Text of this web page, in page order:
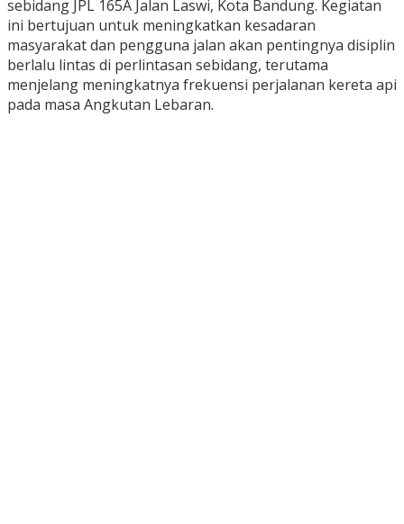
sebidang JPL 165A Jalan Laswi, Kota Bandung. Kegiatan
ini bertujuan untuk meningkatkan kesadaran
masyarakat dan pengguna jalan akan pentingnya disiplin
berlalu lintas di perlintasan sebidang, terutama
menjelang meningkatnya frekuensi perjalanan kereta api
pada masa Angkutan Lebaran.